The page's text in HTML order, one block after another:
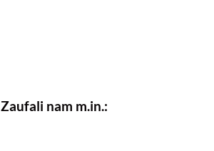
Zaufali nam m.in.: